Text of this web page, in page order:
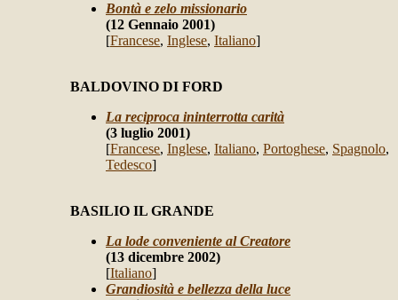
Bontà e zelo missionario
(12 Gennaio 2001)
[Francese, Inglese, Italiano]
BALDOVINO DI FORD
La reciproca ininterrotta carità
(3 luglio 2001)
[Francese, Inglese, Italiano, Portoghese, Spagnolo,
Tedesco]
BASILIO IL GRANDE
La lode conveniente al Creatore
(13 dicembre 2002)
[Italiano]
Grandiosità e bellezza della luce